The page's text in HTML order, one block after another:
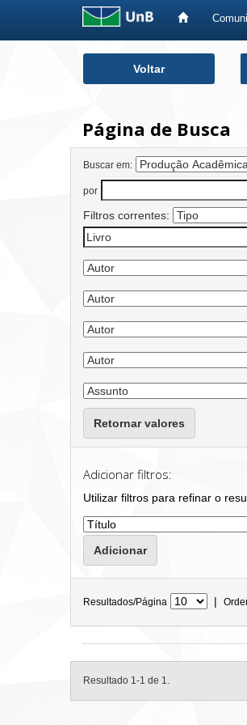
Voltar
Página de Busca
Buscar em:
por
Filtros correntes:
Retornar valores
Adicionar filtros:
Utilizar filtros para refinar o
Resultados/Página |
Resultado 1-1 de 1.